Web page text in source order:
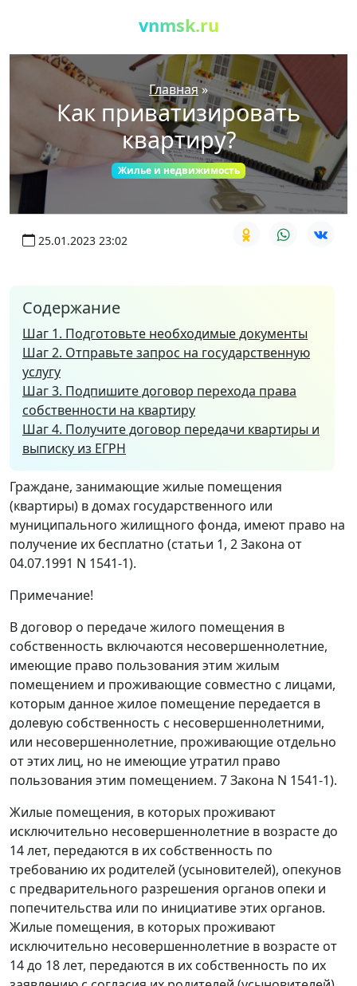
vnmsk.ru
Главная»
Как приватизировать
квартиру?
Жилье и недвижимость
25.01.2023 23:02
Содержание
Шаг 1. Подготовьте необходимые документы
Шаг 2. Отправьте запрос на государственную
услугу
Шаг 3. Подпишите договор перехода права
собственности на квартиру
Шаг 4. Получите договор передачи квартиры и
выписку из ЕГРН
Граждане, занимающие жилые помещения
(квартиры) в домах государственного или
муниципального жилищного фонда, имеют право на
получение их бесплатно (статьи 1, 2 Закона от
04.07.1991 N 1541-1).
Примечание!
В договор о передаче жилого помещения в
собственность включаются несовершеннолетние,
имеющие право пользования этим жилым
помещением и проживающие совместно с лицами,
которым данное жилое помещение передается в
долевую собственность с несовершеннолетними,
или несовершеннолетние, проживающие отдельно
от этих лиц, но не имеющие утратил право
пользования этим помещением. 7 Закона N 1541-1).
Жилые помещения, в которых проживают
исключительно несовершеннолетние в возрасте до
14 лет, передаются в их собственность по
требованию их родителей (усыновителей), опекунов
с предварительного разрешения органов опеки и
попечительства или по инициативе этих органов.
Жилые помещения, в которых проживают
исключительно несовершеннолетние в возрасте от
14 до 18 лет, передаются в их собственность по их